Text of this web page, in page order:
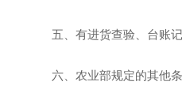
五、有进货查验、台账
六、农业部规定的其他条